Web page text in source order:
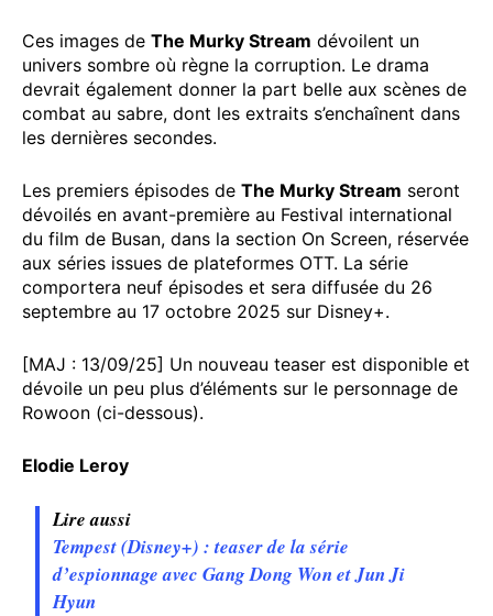
Ces images de The Murky Stream dévoilent un
univers sombre où règne la corruption. Le drama
devrait également donner la part belle aux scènes de
combat au sabre, dont les extraits s’enchaînent dans
les dernières secondes.
Les premiers épisodes de The Murky Stream seront
dévoilés en avant-première au Festival international
du film de Busan, dans la section On Screen, réservée
aux séries issues de plateformes OTT. La série
comportera neuf épisodes et sera diffusée du 26
septembre au 17 octobre 2025 sur Disney+.
[MAJ : 13/09/25] Un nouveau teaser est disponible et
dévoile un peu plus d’éléments sur le personnage de
Rowoon (ci-dessous).
Elodie Leroy
Lire aussi
Tempest (Disney+) : teaser de la série
d’espionnage avec Gang Dong Won et Jun Ji
Hyun